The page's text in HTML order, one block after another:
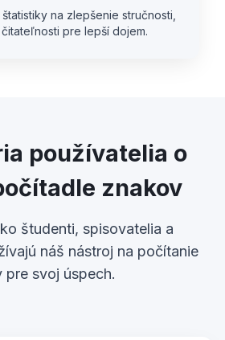
na zlepšenie stručnosti,
pre lepší dojem.
používatelia o
znakov
študenti, spisovatelia a
náš nástroj na počítanie
pre svoj úspech.